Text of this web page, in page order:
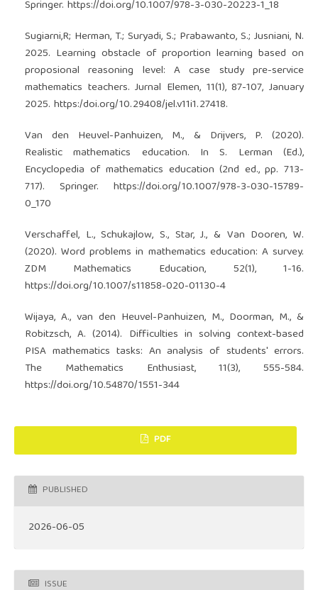
Springer. https://doi.org/10.1007/978-3-030-20223-1_18
Sugiarni,R; Herman, T.; Suryadi, S.; Prabawanto, S.; Jusniani, N.
2025. Learning obstacle of proportion learning based on
proposional reasoning level: A case study pre-service
mathematics teachers. Jurnal Elemen, 11(1), 87-107, January
2025. https:/doi.org/10.29408/jel.v11i1.27418.
Van den Heuvel-Panhuizen, M., & Drijvers, P. (2020).
Realistic mathematics education. In S. Lerman (Ed.),
Encyclopedia of mathematics education (2nd ed., pp. 713-
717). Springer.https://doi.org/10.1007/978-3-030-15789-
0_170
Verschaffel, L., Schukajlow, S., Star, J., & Van Dooren, W.
(2020). Word problems in mathematics education: A survey.
ZDM Mathematics Education, 52(1), 1-16.
https://doi.org/10.1007/s11858-020-01130-4
Wijaya, A., van den Heuvel-Panhuizen, M., Doorman, M., &
Robitzsch, A. (2014). Difficulties in solving context-based
PISA mathematics tasks: An analysis of students' errors.
The Mathematics Enthusiast, 11(3), 555-584.
https://doi.org/10.54870/1551-344
PDF
PUBLISHED
2026-06-05
ISSUE